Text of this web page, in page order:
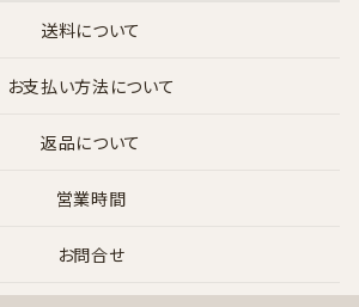
送料について
お支払い方法について
返品について
営業時間
お問合せ